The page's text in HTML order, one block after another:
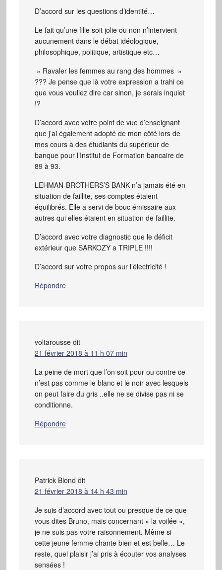
D’accord sur les questions d’identité…
Le fait qu’une fille soit jolie ou non n’intervient
aucunement dans le débat idéologique,
philosophique, politique, artistique etc…
» Ravaler les femmes au rang des hommes »
??? Je pense que là votre expression a trahi ce
que vous vouliez dire car sinon, je serais inquiet
!?
D’accord avec votre point de vue d’enseignant
que j’ai également adopté de mon côté lors de
mes cours à des étudiants du supérieur de
banque pour l’Institut de Formation bancaire de
89 à 93.
LEHMAN-BROTHERS’S BANK n’a jamais été en
situation de faillite, ses comptes étaient
équilibrés. Elle a servi de bouc émissaire aux
autres qui elles étaient en situation de faillite.
D’accord avec votre diagnostic que le déficit
extérieur que SARKOZY a TRIPLE !!!!
D’accord sur votre propos sur l’électricité !
Répondre
voltarousse dit
21 février 2018 à 11 h 07 min
La peine de mort que l’on soit pour ou contre ce
n’est pas comme le blanc et le noir avec lesquels
on peut faire du gris ..elle ne se divise pas ni se
conditionne.
Répondre
Patrick Blond dit
21 février 2018 à 14 h 43 min
Je suis d’accord avec tout ou presque de ce que
vous dites Bruno, mais concernant « la voilée »,
je ne suis pas votre raisonnement. Même si
cette jeune femme chante bien et est belle… Le
reste, quel plaisir j’ai pris à écouter vos analyses
sensées !